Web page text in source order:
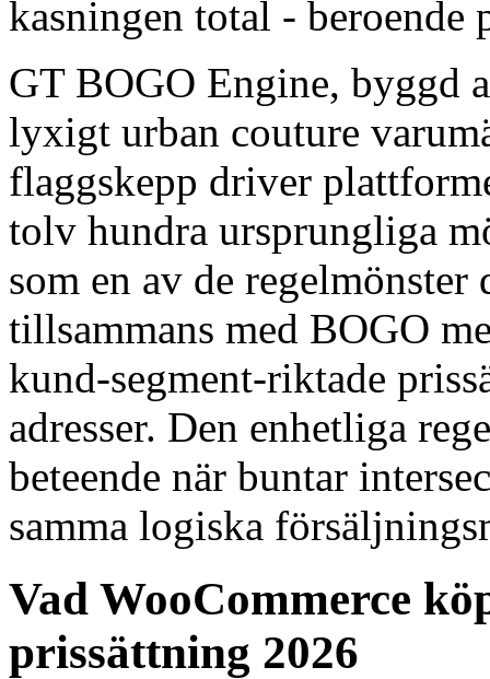
kasningen total -
GT BOGO Engine, byggd
lyxigt urban couture
flaggskepp driver
tolv hundra ursprungliga
som en av de
tillsammans med BOGO
kund-segment-riktade
adresser. Den enhetliga
beteende när buntar
samma logiska
Vad WooCommerce
prissättning 2026